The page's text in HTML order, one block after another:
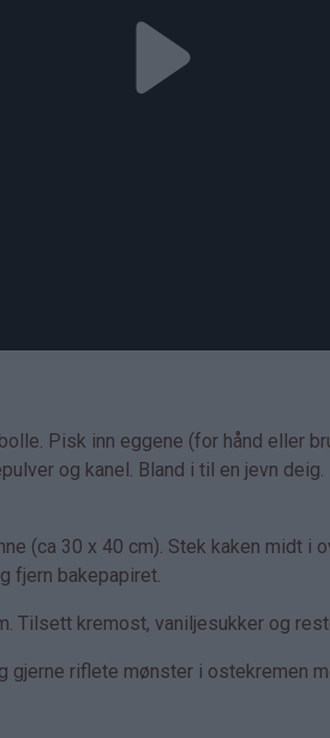
Pisk inn eggene (for hånd eller
og kanel. Bland i til en jevn
(ca 30 x 40 cm). Stek kaken midt i
fjern bakepapiret.
Tilsett kremost, vaniljesukker og
gjerne riflete mønster i ostekremen